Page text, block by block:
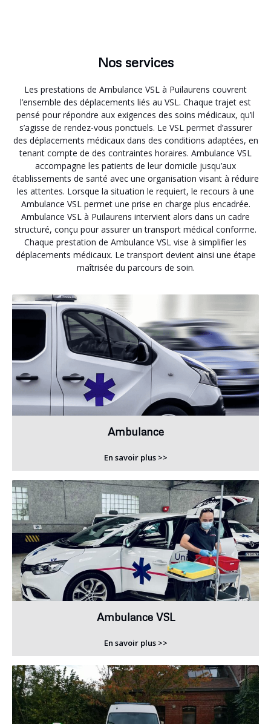
Nos services
Les prestations de Ambulance VSL à Puilaurens couvrent
l’ensemble des déplacements liés au VSL. Chaque trajet est
pensé pour répondre aux exigences des soins médicaux, qu’il
s’agisse de rendez-vous ponctuels. Le VSL permet d’assurer
des déplacements médicaux dans des conditions adaptées, en
tenant compte de des contraintes horaires. Ambulance VSL
accompagne les patients de leur domicile jusqu’aux
établissements de santé avec une organisation visant à réduire
les attentes. Lorsque la situation le requiert, le recours à une
Ambulance VSL permet une prise en charge plus encadrée.
Ambulance VSL à Puilaurens intervient alors dans un cadre
structuré, conçu pour assurer un transport médical conforme.
Chaque prestation de Ambulance VSL vise à simplifier les
déplacements médicaux. Le transport devient ainsi une étape
maîtrisée du parcours de soin.
Ambulance
En savoir plus >>
Ambulance VSL
En savoir plus >>